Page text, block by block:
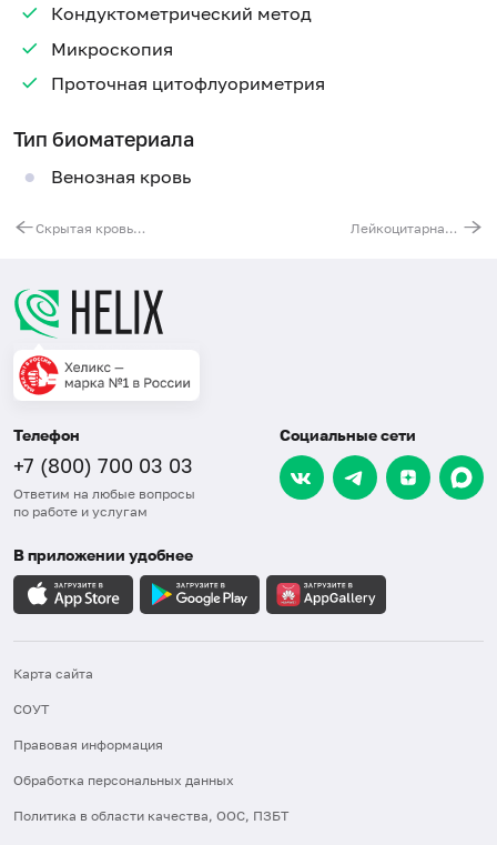
Кондуктометрический метод
Микроскопия
Проточная цитофлуориметрия
Тип биоматериала
Венозная кровь
Скрытая кровь в кале, количественно (метод FOB Gold) Лейкоцитарная формула (с обязательной микроскопией мазка крови)
Телефон
+7 (800) 700 03 03
Ответим на любые вопросы
по работе и услугам
Социальные сети
В приложении удобнее
Карта сайта
СОУТ
Правовая информация
Обработка персональных данных
Политика в области качества, ООС, ПЗБТ